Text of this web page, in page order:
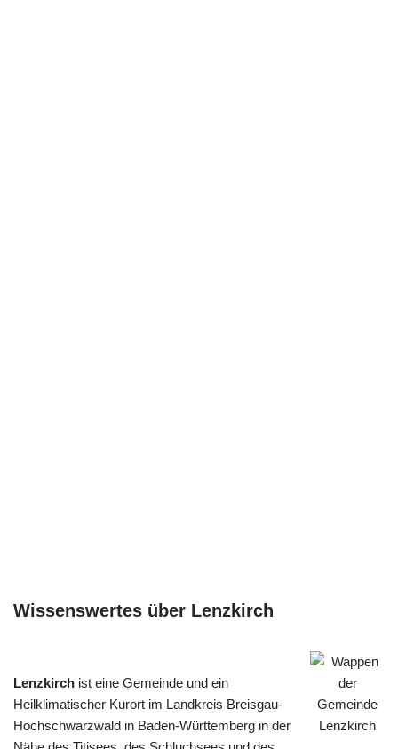
Wissenswertes über Lenzkirch
Lenzkirch ist eine Gemeinde und ein
Heilklimatischer Kurort im Landkreis Breisgau-
Hochschwarzwald in Baden-Württemberg in der